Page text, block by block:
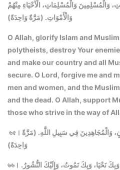
وَالْمُسْلِمِينَ وَالْمُسْلِمَاتِ، الْأَحْيَاءِ مِنْهُمْ
وَالْأَمْوَاتِ. (مَرَّةً وَاحِدَةً)
O Allah, glorify Islam and
polytheists, destroy Your
and make our country and all
secure. O Lord, forgive me and
men and women, and the
and the dead. O Allah, support
those who strive in the way of
৬৫। وَالْمُجَاهِدِينَ فِي سَبِيلِ اللَّهِ. (مَرَّةً
وَاحِدَةً)
৬৬। نَحْيَا، وَبِكَ نَمُوتُ، وَإِلَيْكَ النُّشُورُ.